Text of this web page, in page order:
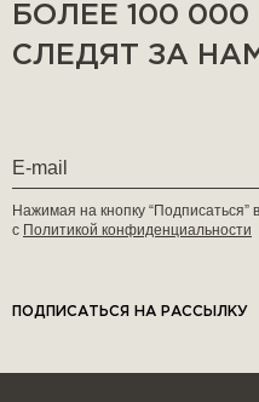
БОЛЕЕ 100
СЛЕДЯТ ЗА
Нажимая на кнопку “Подписаться”
с Политикой конфиденциальности
ПОДПИСАТЬСЯ НА РАССЫЛКУ